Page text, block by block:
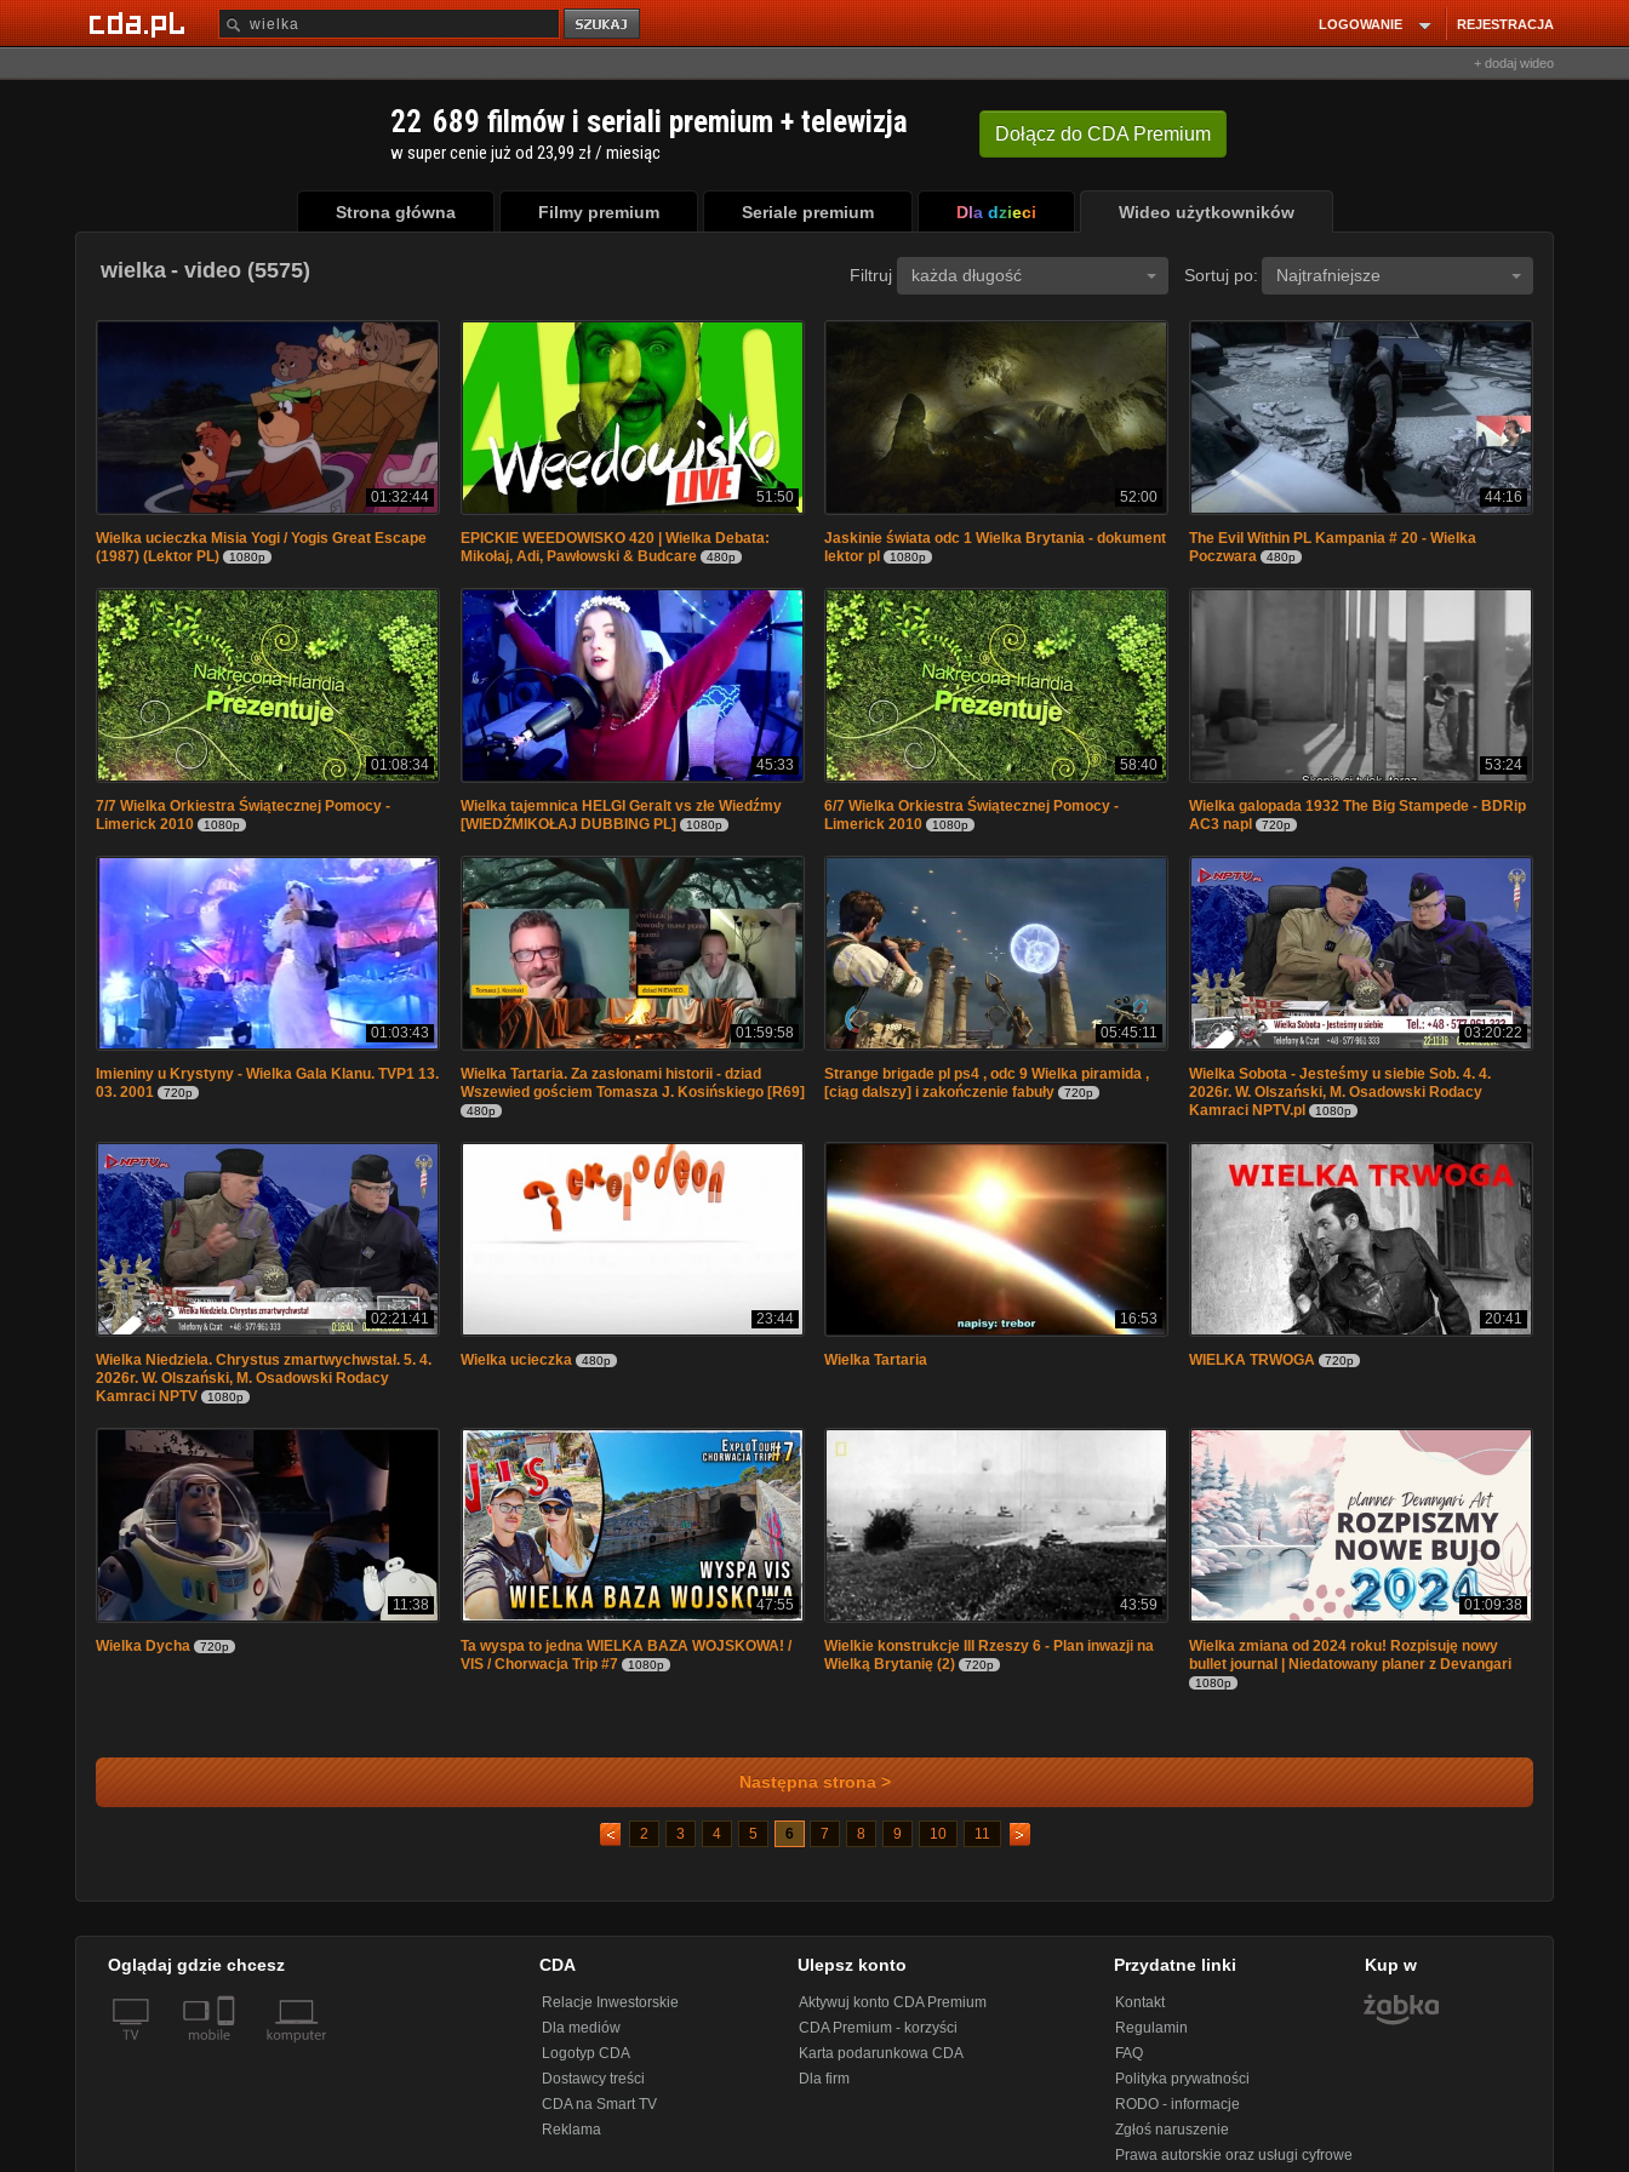
REJESTRACJA
LOGOWANIE
+ dodaj wideo
Dołącz do CDA Premium
22 689 filmów i seriali premium + telewizja
w super cenie już od 23,99 zł / miesiąc
Strona główna Filmy premium Seriale premium Dla dzieci Wideo użytkowników
wielka - video (5575) Filtruj każda długość Sortuj po: Najtrafniejsze
01:32:44
Wielka ucieczka Misia Yogi / Yogis Great Escape
(1987) (Lektor PL)
1080p
51:50
EPICKIE WEEDOWISKO 420 | Wielka Debata:
Mikołaj, Adi, Pawłowski & Budcare
480p
52:00
Jaskinie świata odc 1 Wielka Brytania - dokument
lektor pl
1080p
44:16
The Evil Within PL Kampania # 20 - Wielka
Poczwara
480p
01:08:34
7/7 Wielka Orkiestra Świątecznej Pomocy -
Limerick 2010
1080p
45:33
Wielka tajemnica HELGI Geralt vs złe Wiedźmy
[WIEDŹMIKOŁAJ DUBBING PL]
1080p
58:40
6/7 Wielka Orkiestra Świątecznej Pomocy -
Limerick 2010
1080p
53:24
Wielka galopada 1932 The Big Stampede - BDRip
AC3 napl
720p
01:03:43
Imieniny u Krystyny - Wielka Gala Klanu. TVP1 13.
03. 2001
720p
01:59:58
Wielka Tartaria. Za zasłonami historii - dziad
Wszewied gościem Tomasza J. Kosińskiego [R69]
480p
05:45:11
Strange brigade pl ps4 , odc 9 Wielka piramida ,
[ciąg dalszy] i zakończenie fabuły
720p
03:20:22
Wielka Sobota - Jesteśmy u siebie Sob. 4. 4.
2026r. W. Olszański, M. Osadowski Rodacy
Kamraci NPTV.pl
1080p
02:21:41
Wielka Niedziela. Chrystus zmartwychwstał. 5. 4.
2026r. W. Olszański, M. Osadowski Rodacy
Kamraci NPTV
1080p
23:44
Wielka ucieczka 480p
16:53
Wielka Tartaria
20:41
WIELKA TRWOGA 720p
11:38
Wielka Dycha 720p
47:55
Ta wyspa to jedna WIELKA BAZA WOJSKOWA! /
VIS / Chorwacja Trip #7
1080p
43:59
Wielkie konstrukcje III Rzeszy 6 - Plan inwazji na
Wielką Brytanię (2)
720p
01:09:38
Wielka zmiana od 2024 roku! Rozpisuję nowy
bullet journal | Niedatowany planer z Devangari
1080p
Następna strona >
2 3 4 5 6 7 8 9 10 11
Oglądaj gdzie chcesz CDA
Relacje Inwestorskie
Dla mediów
Logotyp CDA
Dostawcy treści
CDA na Smart TV
Reklama
Ulepsz konto
Aktywuj konto CDA Premium
CDA Premium - korzyści
Karta podarunkowa CDA
Dla firm
Przydatne linki
Kontakt
Regulamin
FAQ
Polityka prywatności
RODO - informacje
Zgłoś naruszenie
Prawa autorskie oraz usługi cyfrowe
Kup w